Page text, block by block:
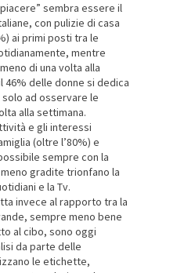
sembra essere il
con pulizie di casa
ai primi posti tra le
mentre
di una volta alla
46% delle donne si dedica
ad osservare le
alla settimana.
e gli interessi
(oltre l’80%) e
sempre con la
gradite trionfano la
e la Tv.
invece al rapporto tra la
sempre meno bene
al cibo, sono oggi
da parte delle
le etichette,